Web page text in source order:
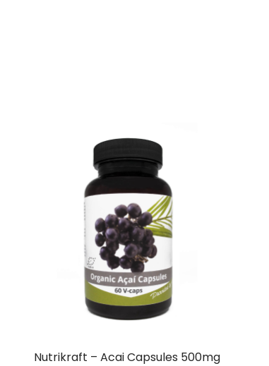
Nutrikraft – Acai Capsules 500mg